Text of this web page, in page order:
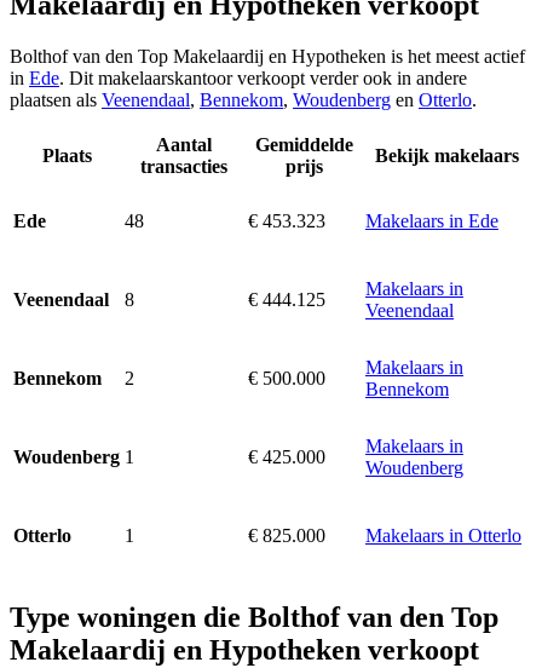
Bolthof van den Top Makelaardij en Hypotheken is het meest actief
in Ede. Dit makelaarskantoor verkoopt verder ook in andere
plaatsen als Veenendaal, Bennekom, Woudenberg en Otterlo.
Plaats
Aantal
transacties
Gemiddelde
prijs
Bekijk makelaars
Ede 48 € 453.323 Makelaars in Ede
Veenendaal 8 € 444.125
Makelaars in
Veenendaal
Bennekom 2 € 500.000
Makelaars in
Bennekom
Woudenberg 1 € 425.000
Makelaars in
Woudenberg
Otterlo 1 € 825.000 Makelaars in Otterlo
Type woningen die Bolthof van den Top
Makelaardij en Hypotheken verkoopt